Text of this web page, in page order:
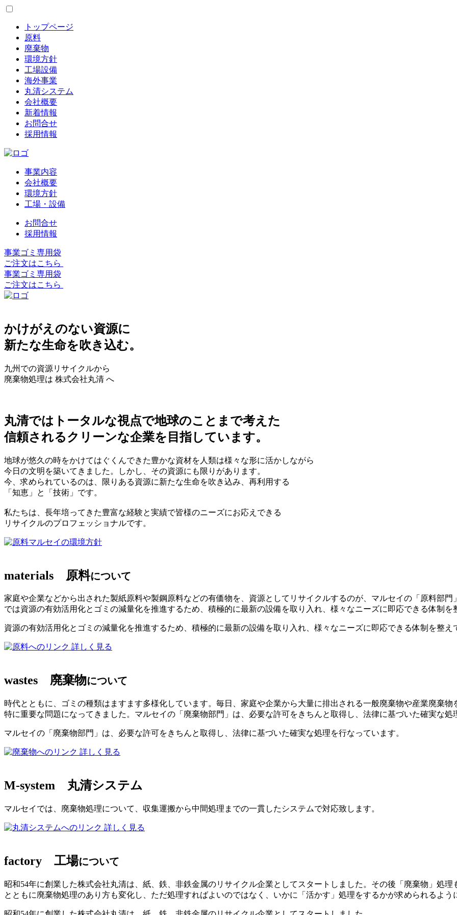
トップページ
原料
廃棄物
環境方針
工場設備
海外事業
丸清システム
会社概要
新着情報
お問合せ
採用情報
事業内容
会社概要
環境方針
工場・設備
お問合せ
採用情報
事業ゴミ専用袋
ご注文はこちら
事業ゴミ専用袋
ご注文はこちら
かけがえのない資源に
新たな生命を吹き込む。
九州での資源リサイクルから
廃棄物処理は 株式会社丸清 へ
丸清ではトータルな視点で地球のことまで考えた
信頼されるクリーンな企業を目指しています。
地球が悠久の時をかけてはぐくんできた豊かな資材を人類は様々な形に活かしながら
今日の文明を築いてきました。しかし、その資源にも限りがあります。
今、求められているのは、限りある資源に新たな生命を吹き込み、再利用する
「知恵」と「技術」です。
私たちは、長年培ってきた豊富な経験と実績で皆様のニーズにお応えできる
リサイクルのプロフェッショナルです。
マルセイの環境方針
materials 原料について
家庭や企業などから出された製紙原料や製鋼原料などの有価物を、資源としてリサイクルするのが、マルセイの「原料部
では資源の有効活用化とゴミの減量化を推進するため、積極的に最新の設備を取り入れ、様々なニーズに即応できる体制を
資源の有効活用化とゴミの減量化を推進するため、積極的に最新の設備を取り入れ、様々なニーズに即応できる体制を整え
詳しく見る
wastes 廃棄物について
時代とともに、ゴミの種類はますます多様化しています。毎日、家庭や企業から大量に排出される一般廃棄物や産業廃棄物
特に重要な問題になってきました。マルセイの「廃棄物部門」は、必要な許可をきちんと取得し、法律に基づいた確実な処
マルセイの「廃棄物部門」は、必要な許可をきちんと取得し、法律に基づいた確実な処理を行なっています。
詳しく見る
M-system 丸清システム
マルセイでは、廃棄物処理について、収集運搬から中間処理までの一貫したシステムで対応致します。
詳しく見る
factory 工場について
昭和54年に創業した株式会社丸清は、紙、鉄、非鉄金属のリサイクル企業としてスタートしました。その後「廃棄物」処
とともに廃棄物処理のあり方も変化し、ただ処理すればよいのではなく、いかに「活かす」処理をするかが求められるよう